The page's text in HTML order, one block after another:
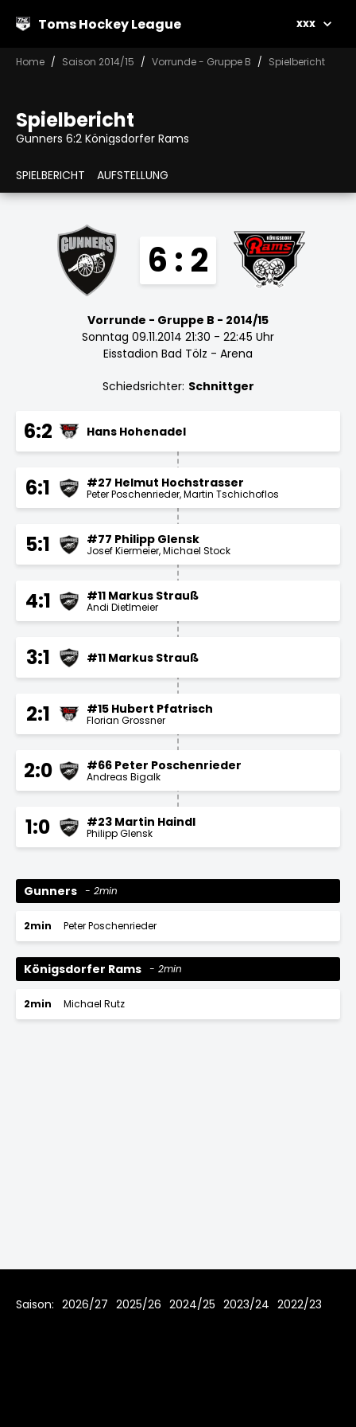
Toms Hockey League xxx
Home Saison 2014/15 Vorrunde - Gruppe B Spielbericht
Spielbericht
Gunners 6:2 Königsdorfer Rams
SPIELBERICHT AUFSTELLUNG
6 : 2
Vorrunde - Gruppe B - 2014/15
Sonntag 09.11.2014 21:30 - 22:45 Uhr
Eisstadion Bad Tölz - Arena
Schiedsrichter: Schnittger
6:2 Hans Hohenadel
6:1 #27 Helmut Hochstrasser
Peter Poschenrieder Martin Tschichoflos
5:1 #77 Philipp Glensk
Josef Kiermeier Michael Stock
4:1 #11 Markus Strauß
Andi Dietlmeier
3:1 #11 Markus Strauß
2:1 #15 Hubert Pfatrisch
Florian Grossner
2:0 #66 Peter Poschenrieder
Andreas Bigalk
1:0 #23 Martin Haindl
Philipp Glensk
Gunners 2min
2min Peter Poschenrieder
Königsdorfer Rams 2min
2min Michael Rutz
Saison: 2026/27 2025/26 2024/25 2023/24 2022/23